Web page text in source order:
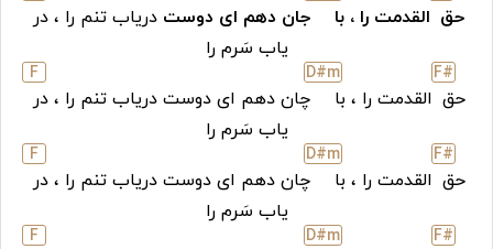
حق القدمت را ، با جان دهم ای دوست دریاب تنم را ، در
یاب سَرم را
حق
F#
القدمت را ، با
D#m
چان دهم ای دوست دریاب تنم را ، در
F
یاب سَرم را
حق
F#
القدمت را ، با
D#m
چان دهم ای دوست دریاب تنم را ، در
F
یاب سَرم را
F#
D#m
F